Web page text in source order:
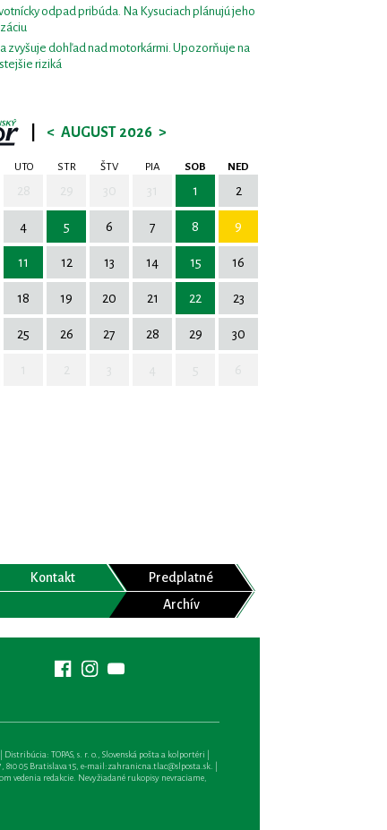
odpad pribúda. Na Kysuciach plánujú jeho
zvyšuje dohľad nad motorkármi. Upozorňuje na
riziká
< AUGUST 2026 >
UTO STR ŠTV PIA SOB NED
1 2
4 5 6 7 8 9
11 12 13 14 15 16
18 19 20 21 22 23
25 26 27 28 29 30
Kontakt
Predplatné
Archív
TOPAS, s. r. o., Slovenská pošta a kolportéri |
05 Bratislava 15, e-mail:zahranicna.tlac@slposta.sk. |
vedenia redakcie. Nevyžiadané rukopisy nevraciame,